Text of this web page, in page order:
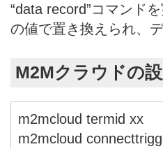
“data record”コマンド
の値で置き換えられ、
M2Mクラウドの
m2mcloud termid xx
m2mcloud